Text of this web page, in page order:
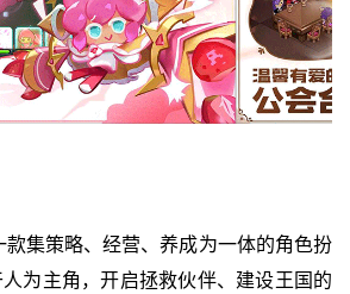
款集策略、经营、养成为一体的角色扮
为主角，开启拯救伙伴、建设王国的